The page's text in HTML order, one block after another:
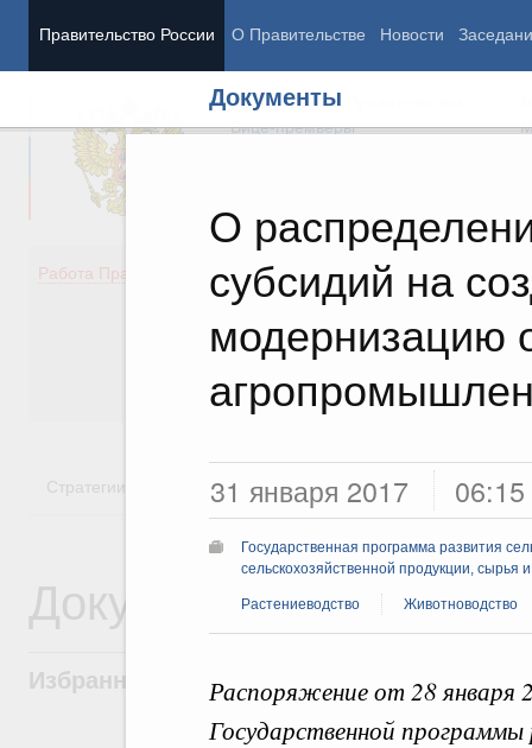
Правительство России О Правительстве Новости
Документы
О
субсидий на
модернизацию
31 января 2017 06:15
Государственная программа развития
сельскохозяйственной продукции, сырья
Растениеводство Животноводство
Распоряжение от 28
Государственной программы
Председатель Правительства
Вице-премьеры
Работа Правительства
Демография
Здоровье
Культура
Государство
Стратегии Государственные программы
Документы
Избранные документы со справками к